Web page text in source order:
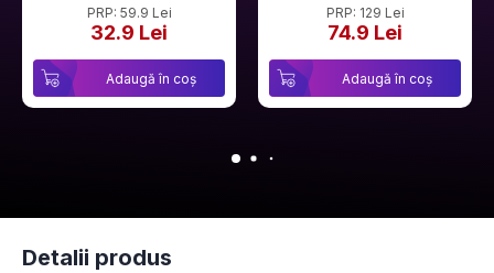
PRP: 59.9 Lei
32.9 Lei
Adaugă în coș
PRP: 129 Lei
74.9 Lei
Adaugă în coș
Detalii produs